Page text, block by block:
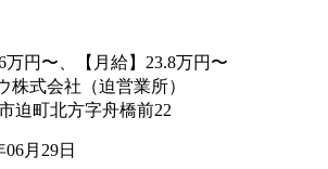
万円〜、【月給】23.8万円〜
株式会社（迫営業所）
迫町北方字舟橋前22
06月29日